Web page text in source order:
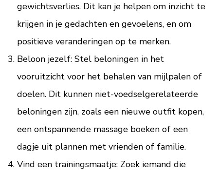
gewichtsverlies. Dit kan je helpen om inzicht te
krijgen in je gedachten en gevoelens, en om
positieve veranderingen op te merken.
Beloon jezelf: Stel beloningen in het
vooruitzicht voor het behalen van mijlpalen of
doelen. Dit kunnen niet-voedselgerelateerde
beloningen zijn, zoals een nieuwe outfit kopen,
een ontspannende massage boeken of een
dagje uit plannen met vrienden of familie.
Vind een trainingsmaatje: Zoek iemand die